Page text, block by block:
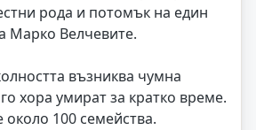
рода и потомък на един
Марко Велчевите.
възниква чумна
хора умират за кратко време.
100 семейства.